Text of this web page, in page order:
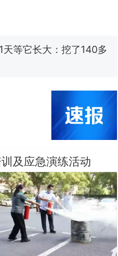
等它长大：挖了140多
跟我回家”改写了人生
及应急演练活动